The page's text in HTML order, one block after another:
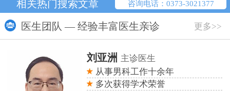
相关热门搜索文章 咨询电话：0373-3021377
医生团队 — 经验丰富医生亲诊 更多>>
刘亚洲 主诊医生
从事男科工作十余年
多次获得学术荣誉